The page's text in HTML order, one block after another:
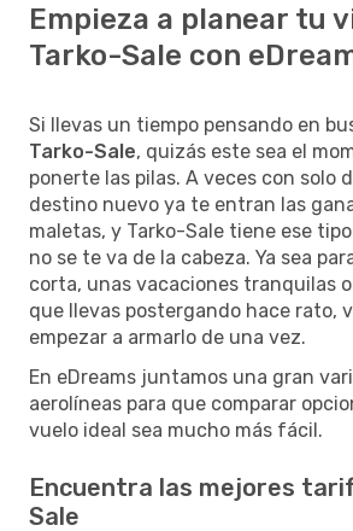
Empieza a planear tu
Tarko-Sale con
Si llevas un tiempo pensando en
Tarko-Sale, quizás este sea el
ponerte las pilas. A veces con solo
destino nuevo ya te entran las
maletas, y Tarko-Sale tiene ese
no se te va de la cabeza. Ya sea
corta, unas vacaciones tranquilas
que llevas postergando hace rato,
empezar a armarlo de una vez.
En eDreams juntamos una gran
aerolíneas para que comparar
vuelo ideal sea mucho más fácil.
Encuentra las mejores
Sale